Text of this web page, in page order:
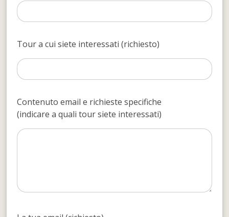
Tour a cui siete interessati (richiesto)
Contenuto email e richieste specifiche
(indicare a quali tour siete interessati)